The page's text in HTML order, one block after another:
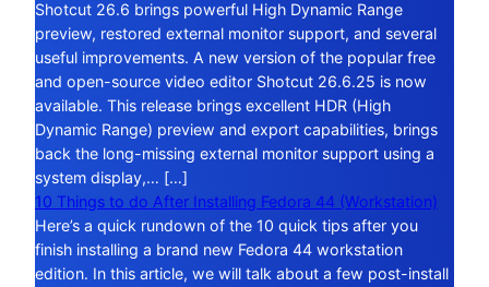
Shotcut 26.6 brings powerful High Dynamic Range
preview, restored external monitor support, and several
useful improvements. A new version of the popular free
and open-source video editor Shotcut 26.6.25 is now
available. This release brings excellent HDR (High
Dynamic Range) preview and export capabilities, brings
back the long-missing external monitor support using a
system display,… […]
10 Things to do After Installing Fedora 44 (Workstation)
Here’s a quick rundown of the 10 quick tips after you
finish installing a brand new Fedora 44 workstation
edition. In this article, we will talk about a few post-install